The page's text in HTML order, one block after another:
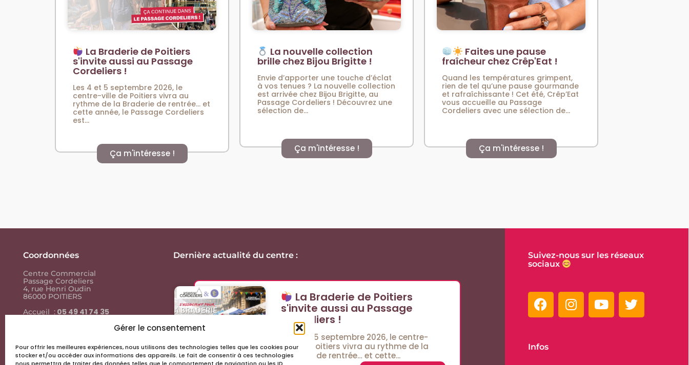
Gérer le consentement
Pour offrir les meilleures expériences, nous utilisons des technologies telles que les cookies pour
stocker et/ou accéder aux informations des appareils. Le fait de consentir à ces technologies
La Braderie de Poitiers
s'invite aussi au Passage
Cordeliers !
Les 4 et 5 septembre 2026, le
centre-ville de Poitiers vivra au
rythme de la Braderie de rentrée… et
cette année, le Passage Cordeliers
est...
Ça m'intéresse !
La nouvelle collection
brille chez Bijou Brigitte !
Envie d’apporter une touche d’éclat
à vos tenues ? La nouvelle collection
est arrivée chez Bijou Brigitte, au
Passage Cordeliers ! Découvrez une
sélection de...
Ça m'intéresse !
Faites une pause
fraîcheur chez Crêp'Eat !
Quand les températures grimpent,
rien de tel qu’une pause gourmande
et rafraîchissante ! Cet été, Crêp’Eat
vous accueille au Passage
Cordeliers avec une sélection de...
Ça m'intéresse !
Coordonnées
Centre Commercial
Passage Cordeliers
4, rue Henri Oudin
86000 POITIERS
Accueil : 05 49 41 74 35
Liens utiles
Dernière actualité du centre :
La Braderie de Poitiers
s'invite aussi au Passage
Cordeliers !
Les 4 et 5 septembre 2026, le centre-
ville de Poitiers vivra au rythme de la
Braderie de rentrée… et cette...
Suivez-nous sur les réseaux
sociaux
Infos